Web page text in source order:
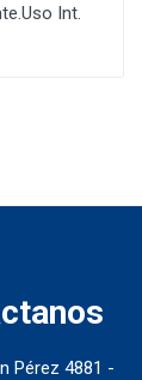
Int.
Pérez 4881 -